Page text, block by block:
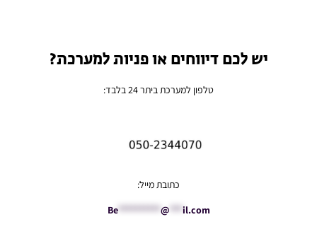
יש לכם דיווחים או פניות למערכת?
טלפון למערכת ביתר 24 בלבד:
כתובת מייל:
Be********** @ *** il.com